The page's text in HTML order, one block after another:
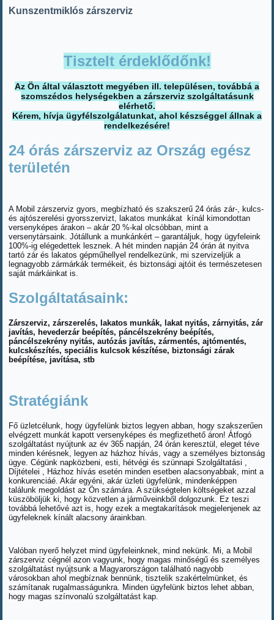
Kunszentmiklós zárszerviz
Tisztelt érdeklődőnk!
Az Ön által választott megyében ill. településen, továbbá a
szomszédos helységekben a zárszerviz szolgáltatásunk
elérhető.
Kérem, hívja ügyfélszolgálatunkat, ahol készséggel állnak a
rendelkezésére!
24 órás zárszerviz az Ország egész
területén
A Mobil zárszerviz gyors, megbízható és szakszerű 24 órás zár-, kulcs-
és ajtószerelési gyorsszervizt, lakatos munkákat kínál kimondottan
versenyképes árakon – akár 20 %-kal olcsóbban, mint a
versenytársaink. Jótállunk a munkánkért – garantáljuk, hogy ügyfeleink
100%-ig elégedettek lesznek. A hét minden napján 24 órán át nyitva
tartó zár és lakatos gépműhellyel rendelkezünk, mi szervizeljük a
legnagyobb zármárkák termékeit, és biztonsági ajtóit és természetesen
saját márkáinkat is.
Szolgáltatásaink:
Zárszerviz, zárszerelés, lakatos munkák, lakat nyitás, zárnyitás, zár
javítás, hevederzár beépítés, páncélszekrény beépítés,
páncélszekrény nyitás, autózás javítás, zármentés, ajtómentés,
kulcskészítés, speciális kulcsok készítése, biztonsági zárak
beépítése, javítása, stb
Stratégiánk
Fő üzletcélunk, hogy ügyfelünk biztos legyen abban, hogy szakszerűen
elvégzett munkát kapott versenyképes és megfizethető áron! Átfogó
szolgáltatást nyújtunk az év 365 napján, 24 órán keresztül, eleget téve
minden kérésnek, legyen az házhoz hívás, vagy a személyes biztonság
ügye. Cégünk napközbeni, esti, hétvégi és szünnapi Szolgáltatási ,
Díjtételei , Házhoz hívás esetén minden esetben alacsonyabbak, mint a
konkurenciáé. Akár egyéni, akár üzleti ügyfelünk, mindenképpen
találunk megoldást az Ön számára. A szükségtelen költségeket azzal
küszöböljük ki, hogy közvetlen a járműveinkből dolgozunk. Ez teszi
továbbá lehetővé azt is, hogy ezek a megtakarítások megjelenjenek az
ügyfeleknek kínált alacsony árainkban.
Valóban nyerő helyzet mind ügyfeleinknek, mind nekünk. Mi, a Mobil
zárszerviz cégnél azon vagyunk, hogy magas minőségű és személyes
szolgáltatást nyújtsunk a Magyarországon található nagyobb
városokban ahol megbíznak bennünk, tisztelik szakértelmünket, és
számítanak rugalmasságunkra. Minden ügyfelünk biztos lehet abban,
hogy magas színvonalú szolgáltatást kap.